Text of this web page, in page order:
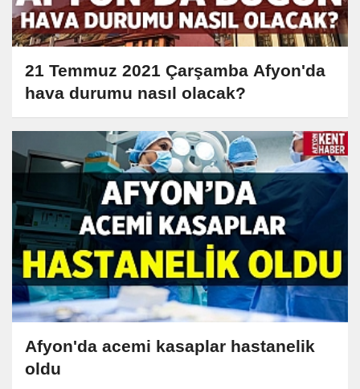
21 Temmuz 2021 Çarşamba Afyon'da
hava durumu nasıl olacak?
Afyon'da acemi kasaplar hastanelik
oldu